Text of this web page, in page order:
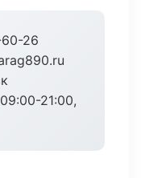
26
21:00,